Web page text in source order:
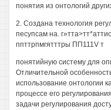
понятия из онтологий
2. Создана технология
песупсам на.
ппттрпмгятттры ПП111V т
понятийную систему для
Отличительной
использование онтологии
процессе его
задачи регулирования